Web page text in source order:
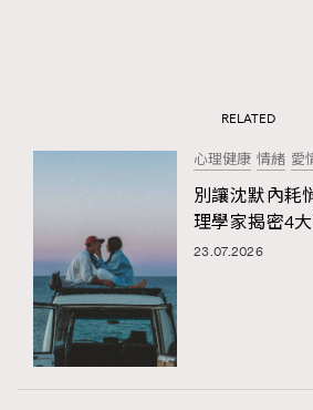
RELATED
心理健康 情緒 愛
別讓沈默內耗
理學家揭密4
23.07.2026